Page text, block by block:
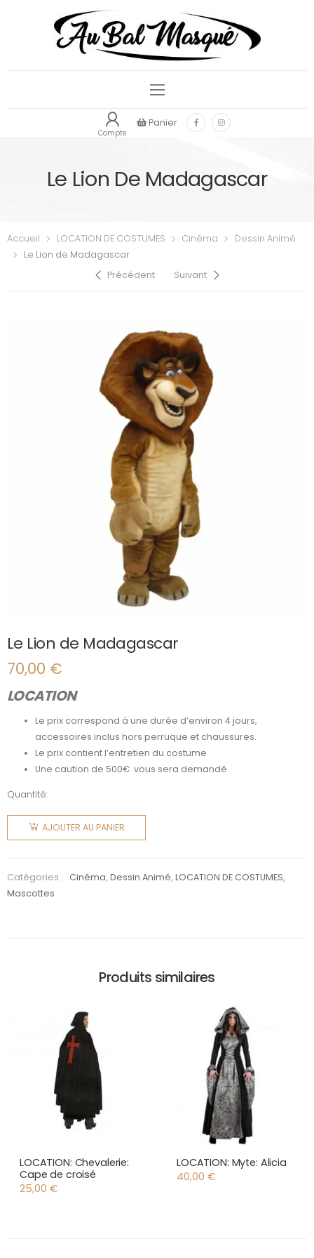
Compte
Panier
Le Lion De Madagascar
Accueil LOCATION DE COSTUMES Cinéma
Dessin Animé
Le Lion de Madagascar
Précédent
Suivant
Le Lion de Madagascar
70,00 €
LOCATION
Le prix correspond à une durée d’environ 4 jours,
accessoires inclus hors perruque et chaussures.
Le prix contient l’entretien du costume
Une caution de 500€ vous sera demandé
Quantité:
quantité
de Le
Lion de
AJOUTER AU PANIER
Catégories : Cinéma,Dessin Animé,LOCATION DE COSTUMES,
Mascottes
Produits similaires
LOCATION: Chevalerie:
Cape de croisé
25,00 €
LOCATION: Myte: Alicia
40,00 €